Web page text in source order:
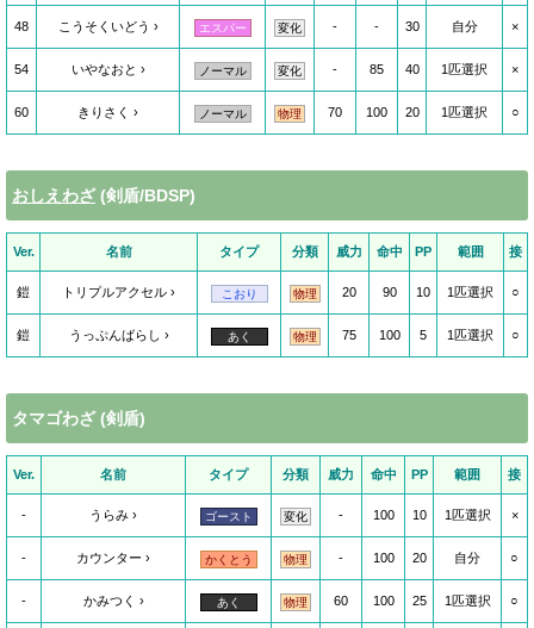
48 こうそくいどう エスパー 変化 - - 30 自分 ×
54 いやなおと ノーマル 変化 - 85 40 1匹選択 ×
60 きりさく ノーマル 物理 70 100 20 1匹選択 ○
おしえわざ(剣盾/BDSP)
Ver. 名前 タイプ 分類 威力 命中 PP 範囲 接
鎧 トリプルアクセル こおり 物理 20 90 10 1匹選択 ○
鎧 うっぷんばらし あく 物理 75 100 5 1匹選択 ○
タマゴわざ (剣盾)
Ver. 名前 タイプ 分類 威力 命中 PP 範囲 接
- うらみ ゴースト 変化 - 100 10 1匹選択 ×
- カウンター かくとう 物理 - 100 20 自分 ○
- かみつく あく 物理 60 100 25 1匹選択 ○